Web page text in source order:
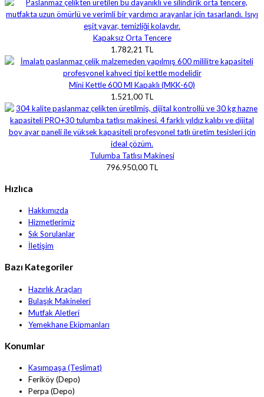
Kapaksız Orta Tencere
1.782,21 TL
Mini Kettle 600 Ml Kapaklı (MKK-60)
1.521,00 TL
Tulumba Tatlısı Makinesi
796.950,00 TL
Hızlıca
Hakkımızda
Hizmetlerimiz
Sık Sorulanlar
İletişim
Bazı Kategoriler
Hazırlık Araçları
Bulaşık Makineleri
Mutfak Aletleri
Yemekhane Ekipmanları
Konumlar
Kasımpaşa (Teslimat)
Feriköy (Depo)
Perpa (Depo)